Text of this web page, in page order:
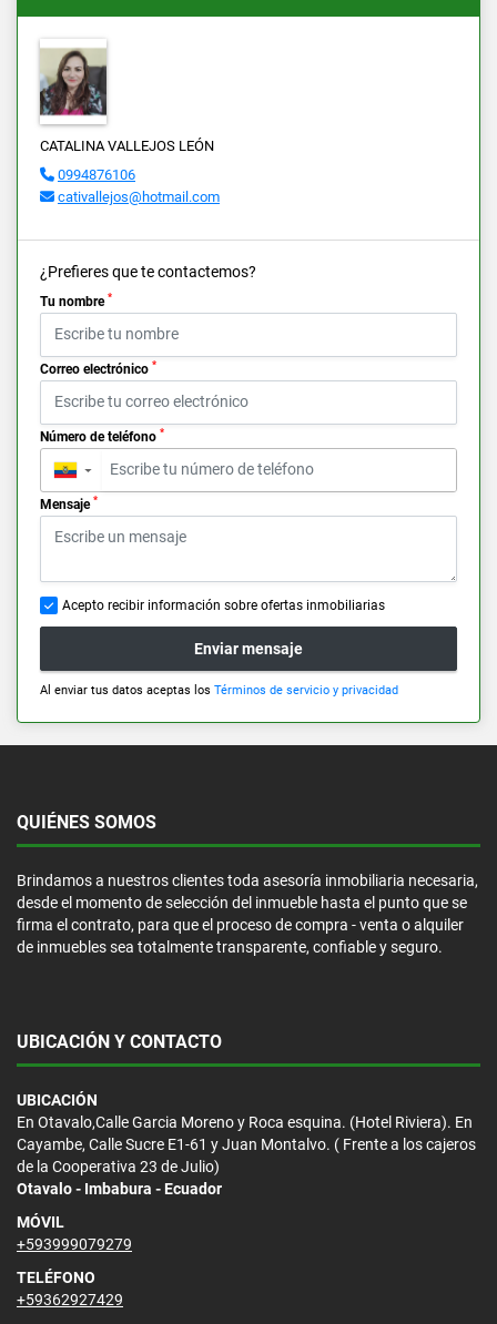
CATALINA VALLEJOS LEÓN
0994876106
cativallejos@hotmail.com
¿Prefieres que te contactemos?
Tu nombre *
Correo electrónico *
Número de teléfono *
▼
Mensaje *
Acepto recibir información sobre ofertas inmobiliarias
Enviar mensaje
Al enviar tus datos aceptas los Términos de servicio y privacidad
QUIÉNES SOMOS
Brindamos a nuestros clientes toda asesoría inmobiliaria necesaria,
desde el momento de selección del inmueble hasta el punto que se
firma el contrato, para que el proceso de compra - venta o alquiler
de inmuebles sea totalmente transparente, confiable y seguro.
UBICACIÓN Y CONTACTO
UBICACIÓN
En Otavalo,Calle Garcia Moreno y Roca esquina. (Hotel Riviera). En
Cayambe, Calle Sucre E1-61 y Juan Montalvo. ( Frente a los cajeros
de la Cooperativa 23 de Julio)
Otavalo - Imbabura - Ecuador
MÓVIL
+593999079279
TELÉFONO
+59362927429